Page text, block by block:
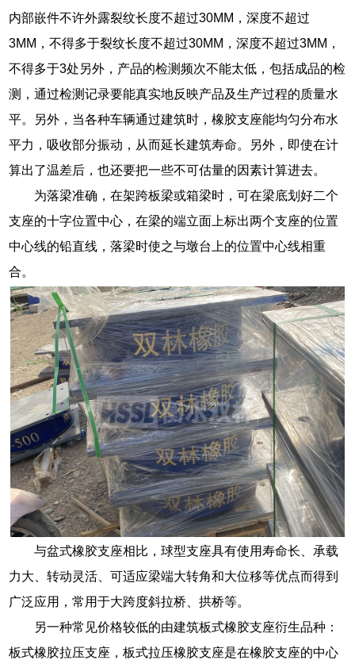
内部嵌件不许外露裂纹长度不超过30MM，深度不超过
3MM，不得多于裂纹长度不超过30MM，深度不超过3MM，
不得多于3处另外，产品的检测频次不能太低，包括成品的检
测，通过检测记录要能真实地反映产品及生产过程的质量水
平。另外，当各种车辆通过建筑时，橡胶支座能均匀分布水
平力，吸收部分振动，从而延长建筑寿命。另外，即使在计
算出了温差后，也还要把一些不可估量的因素计算进去。
为落梁准确，在架跨板梁或箱梁时，可在梁底划好二个
支座的十字位置中心，在梁的端立面上标出两个支座的位置
中心线的铅直线，落梁时使之与墩台上的位置中心线相重
合。
与盆式橡胶支座相比，球型支座具有使用寿命长、承载
力大、转动灵活、可适应梁端大转角和大位移等优点而得到
广泛应用，常用于大跨度斜拉桥、拱桥等。
另一种常见价格较低的由建筑板式橡胶支座衍生品种：
板式橡胶拉压支座，板式拉压橡胶支座是在橡胶支座的中心